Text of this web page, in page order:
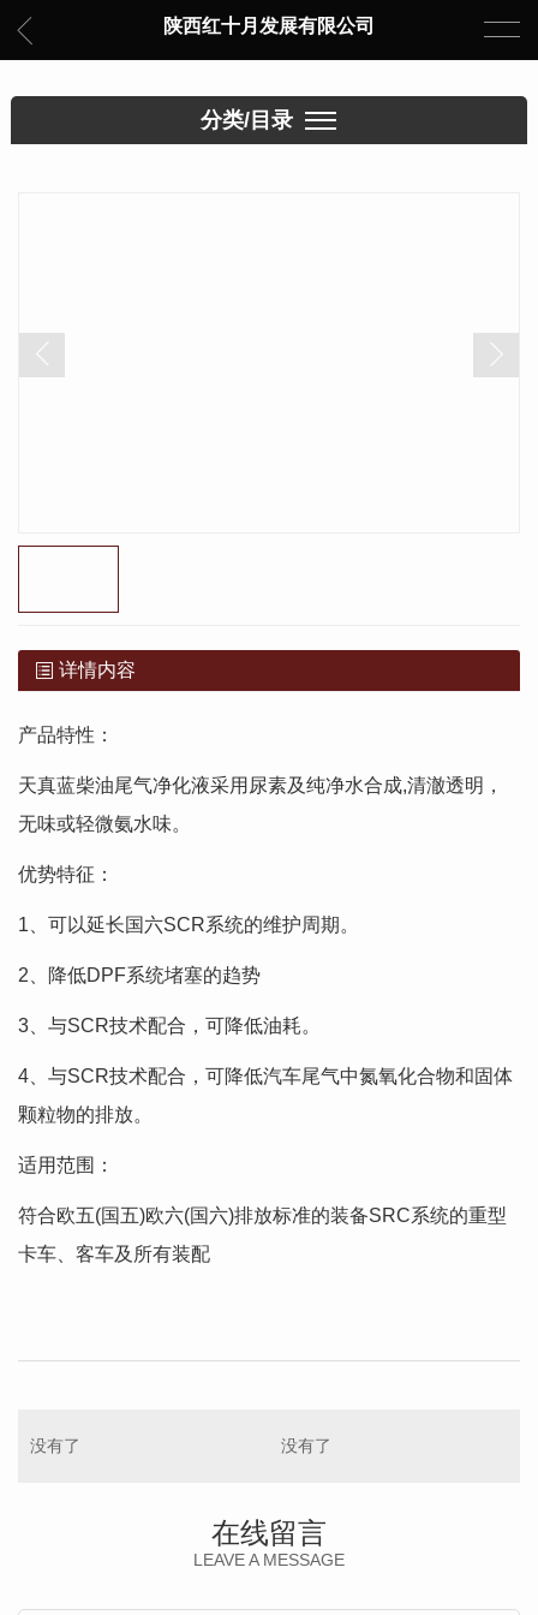
陕西红十月发展有限公司
分类/目录
详情内容
产品特性：
天真蓝柴油尾气净化液采用尿素及纯净水合成,清澈透明，
无味或轻微氨水味。
优势特征：
1、可以延长国六SCR系统的维护周期。
2、降低DPF系统堵塞的趋势
3、与SCR技术配合，可降低油耗。
4、与SCR技术配合，可降低汽车尾气中氮氧化合物和固体
颗粒物的排放。
适用范围：
符合欧五(国五)欧六(国六)排放标准的装备SRC系统的重型
卡车、客车及所有装配
没有了 没有了
在线留言
LEAVE A MESSAGE